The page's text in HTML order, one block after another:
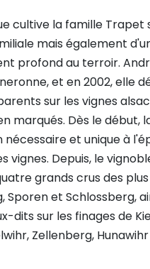
cultive la famille Trapet
mais également
profond au terroir.
et en 2002, elle
sur les vignes
marqués. Dès le début,
nécessaire et unique à
vignes. Depuis, le
grands crus des
Sporen et Schlossberg,
dits sur les finages de
Zellenberg,